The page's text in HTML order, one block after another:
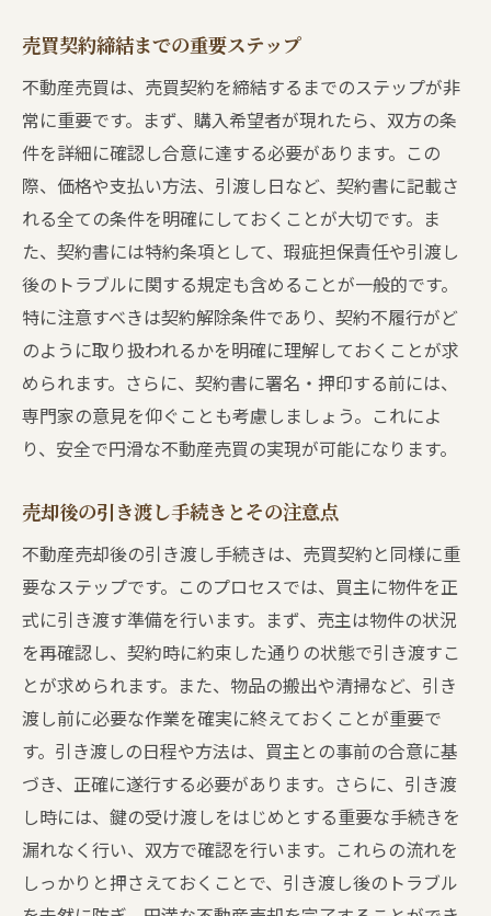
売買契約締結までの重要ステップ
不動産売買は、売買契約を締結するまでのステップが非
常に重要です。まず、購入希望者が現れたら、双方の条
件を詳細に確認し合意に達する必要があります。この
際、価格や支払い方法、引渡し日など、契約書に記載さ
れる全ての条件を明確にしておくことが大切です。ま
た、契約書には特約条項として、瑕疵担保責任や引渡し
後のトラブルに関する規定も含めることが一般的です。
特に注意すべきは契約解除条件であり、契約不履行がど
のように取り扱われるかを明確に理解しておくことが求
められます。さらに、契約書に署名・押印する前には、
専門家の意見を仰ぐことも考慮しましょう。これによ
り、安全で円滑な不動産売買の実現が可能になります。
売却後の引き渡し手続きとその注意点
不動産売却後の引き渡し手続きは、売買契約と同様に重
要なステップです。このプロセスでは、買主に物件を正
式に引き渡す準備を行います。まず、売主は物件の状況
を再確認し、契約時に約束した通りの状態で引き渡すこ
とが求められます。また、物品の搬出や清掃など、引き
渡し前に必要な作業を確実に終えておくことが重要で
す。引き渡しの日程や方法は、買主との事前の合意に基
づき、正確に遂行する必要があります。さらに、引き渡
し時には、鍵の受け渡しをはじめとする重要な手続きを
漏れなく行い、双方で確認を行います。これらの流れを
しっかりと押さえておくことで、引き渡し後のトラブル